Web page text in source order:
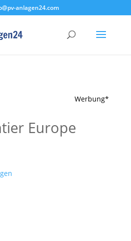
anlagen24.com
Werbung*
Europe